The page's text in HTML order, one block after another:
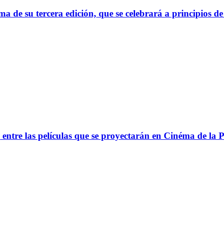
de su tercera edición, que se celebrará a principios
las películas que se proyectarán en Cinéma de la